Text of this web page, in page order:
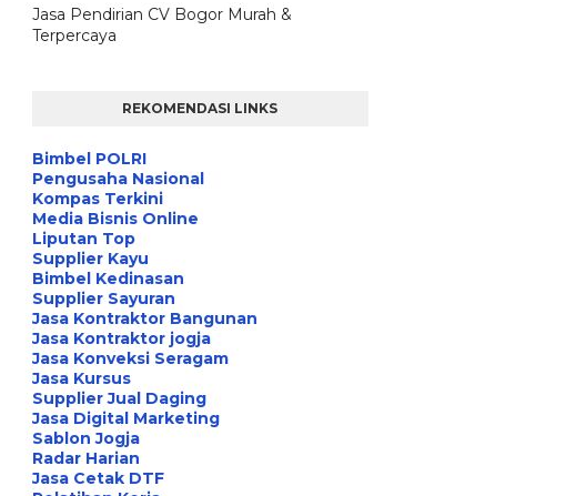
Jasa Pendirian CV Bogor Murah &
Terpercaya
REKOMENDASI LINKS
Bimbel POLRI
Pengusaha Nasional
Kompas Terkini
Media Bisnis Online
Liputan Top
Supplier Kayu
Bimbel Kedinasan
Supplier Sayuran
Jasa Kontraktor Bangunan
Jasa Kontraktor jogja
Jasa Konveksi Seragam
Jasa Kursus
Supplier Jual Daging
Jasa Digital Marketing
Sablon Jogja
Radar Harian
Jasa Cetak DTF